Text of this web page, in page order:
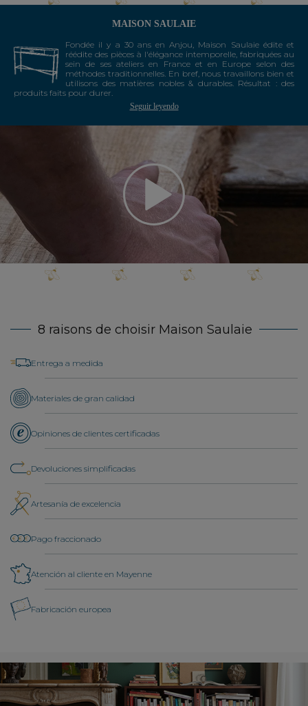
MAISON SAULAIE
Fondée il y a 30 ans en Anjou, Maison Saulaie édite et
réédite des pièces à l'élégance intemporelle, fabriquées au
sein de ses ateliers en France et en Europe selon des
méthodes traditionnelles. En bref, nous travaillons bien et
utilisons des matières nobles & durables. Résultat : des
produits faits pour durer.
Seguir leyendo
8 raisons de choisir Maison Saulaie
Entrega a medida
Materiales de gran calidad
Opiniones de clientes certificadas
Devoluciones simplificadas
Artesanía de excelencia
Pago fraccionado
Atención al cliente en Mayenne
Fabricación europea